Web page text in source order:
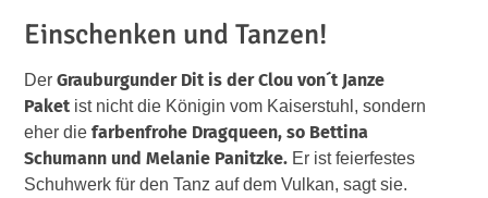
Einschenken und Tanzen!
DerGrauburgunder Dit is der Clou von´t Janze
Paket ist nicht die Königin vom Kaiserstuhl, sondern
eher diefarbenfrohe Dragqueen, so Bettina
Schumann und Melanie Panitzke. Er ist feierfestes
Schuhwerk für den Tanz auf dem Vulkan, sagt sie.